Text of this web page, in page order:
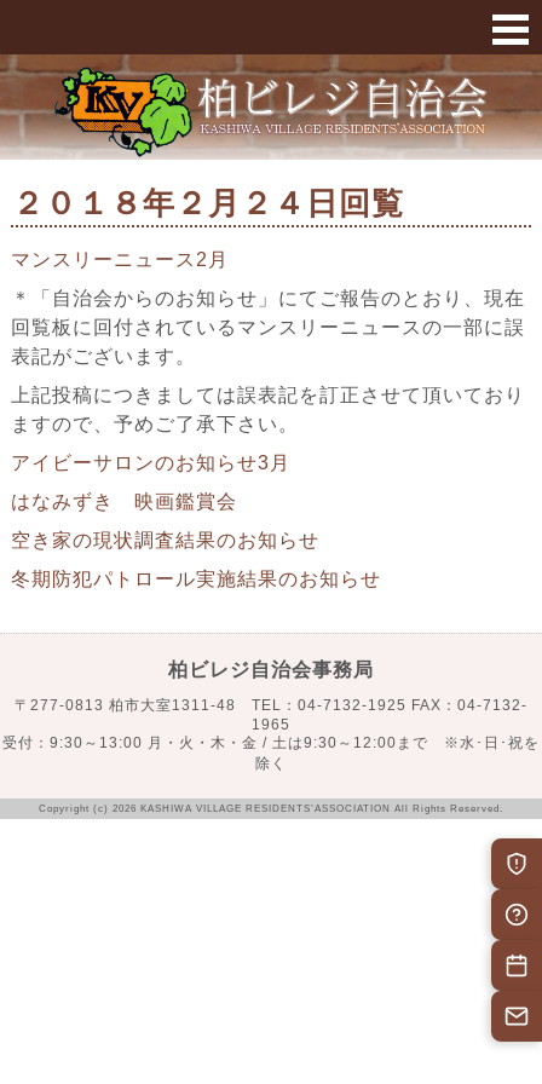
２０１８年２月２４日回覧 « 柏ビレジ
２０１８年２月２４日回覧
マンスリーニュース2月
＊「自治会からのお知らせ」にてご報告のとおり、現在
回覧板に回付されているマンスリーニュースの一部に誤
表記がございます。
上記投稿につきましては誤表記を訂正させて頂いており
ますので、予めご了承下さい。
アイビーサロンのお知らせ3月
はなみずき 映画鑑賞会
空き家の現状調査結果のお知らせ
冬期防犯パトロール実施結果のお知らせ
柏ビレジ自治会事務局
〒277-0813 柏市大室1311-48 TEL：04-7132-1925 FAX：04-7132-
1965
受付：9:30～13:00 月・火・木・金 / 土は9:30～12:00まで ※水･日･祝を
除く
Copyright (c) 2026 KASHIWA VILLAGE RESIDENTS’ASSOCIATION All Rights Reserved.